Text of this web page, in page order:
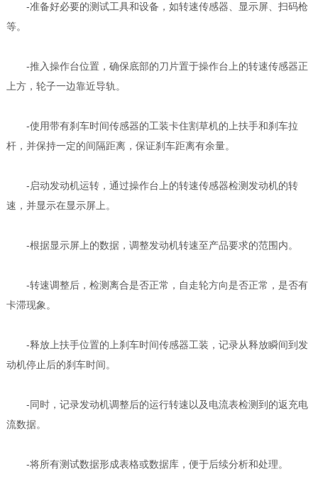
-准备好必要的测试工具和设备，如转速传感器、显示屏、扫码枪
等。
-推入操作台位置，确保底部的刀片置于操作台上的转速传感器正
上方，轮子一边靠近导轨。
-使用带有刹车时间传感器的工装卡住割草机的上扶手和刹车拉
杆，并保持一定的间隔距离，保证刹车距离有余量。
-启动发动机运转，通过操作台上的转速传感器检测发动机的转
速，并显示在显示屏上。
-根据显示屏上的数据，调整发动机转速至产品要求的范围内。
-转速调整后，检测离合是否正常，自走轮方向是否正常，是否有
卡滞现象。
-释放上扶手位置的上刹车时间传感器工装，记录从释放瞬间到发
动机停止后的刹车时间。
-同时，记录发动机调整后的运行转速以及电流表检测到的返充电
流数据。
-将所有测试数据形成表格或数据库，便于后续分析和处理。